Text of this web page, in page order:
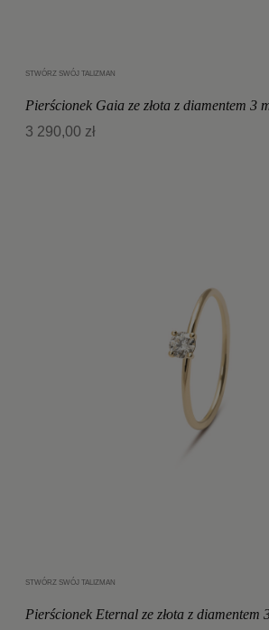
STWÓRZ SWÓJ TALIZMAN
Pierścionek Gaia ze złota z diamentem 3
3 290,00 zł
STWÓRZ SWÓJ TALIZMAN
Pierścionek Eternal ze złota z diamentem